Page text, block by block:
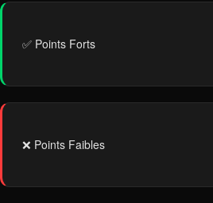
✅ Points Forts
❌ Points Faibles